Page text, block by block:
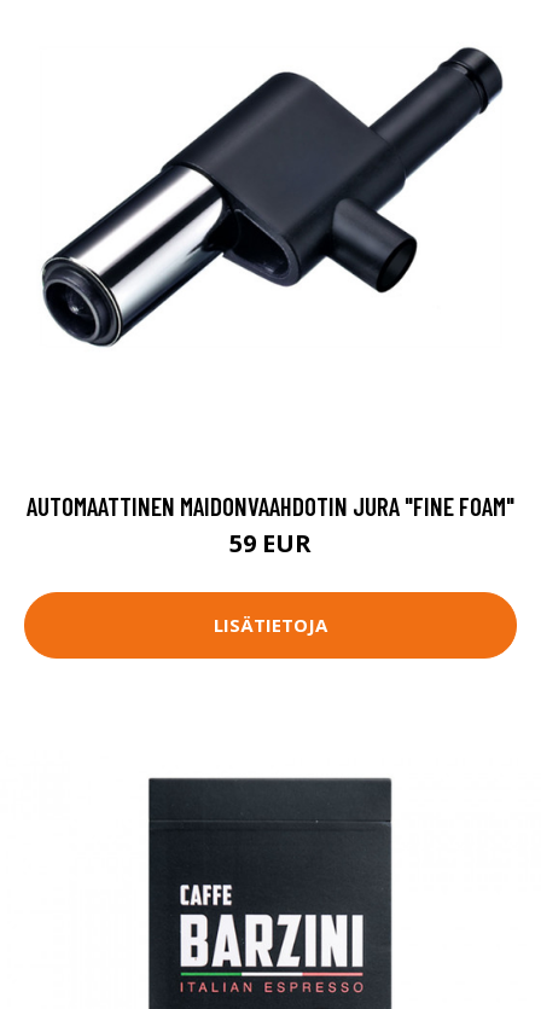
AUTOMAATTINEN MAIDONVAAHDOTIN JURA "FINE FOAM"
59 EUR
LISÄTIETOJA